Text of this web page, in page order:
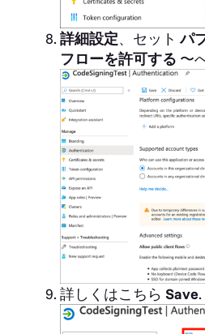
詳細設定、セットパ
フローを許可する 〜
詳しくはこちら Save.